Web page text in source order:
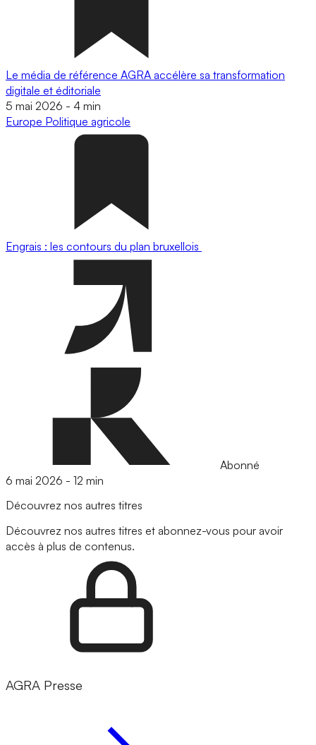
Le média de référence AGRA accélère sa transformation
digitale et éditoriale
5 mai 2026 - 4 min
Europe Politique agricole
Engrais : les contours du plan bruxellois
Abonné
6 mai 2026 - 12 min
Découvrez nos autres titres
Découvrez nos autres titres et abonnez-vous pour avoir
accès à plus de contenus.
AGRA Presse